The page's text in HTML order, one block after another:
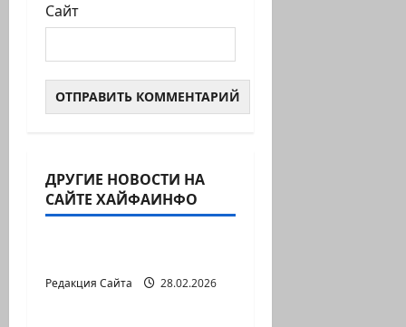
Сайт
ДРУГИЕ НОВОСТИ НА
САЙТЕ ХАЙФАИНФО
Литературная гостиная
Редакция Сайта 28.02.2026
Литературная гостиная